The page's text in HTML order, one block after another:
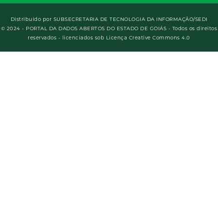
Distribuído por SUBSECRETARIA DE TECNOLOGIA DA INFORMAÇÃO/SEDI
© 2024 - PORTAL DA DADOS ABERTOS DO ESTADO DE GOIÁS - Todos os direitos
reservados - licenciados sob Licença Creative Commons 4.0